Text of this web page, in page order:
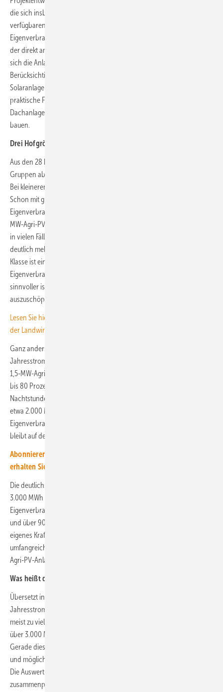
die sich insbesondere in ihrem Jahresstromverbrauch und dem
verfügbaren PV-Potenzial unterscheiden. Zentrales Kriterium war die
Eigenverbrauchsquote – also der Anteil des erzeugten Solarstroms,
der direkt am Hof genutzt wird. Je höher diese Quote, desto eher lässt
sich die Anlage allein über eingesparte Stromkosten tragen.
Berücksichtigt wurde dabei zudem, dass viele Höfe bereits über
Solaranlagen auf den Dächern verfügen. Im Kern ging es um die
praktische Frage, wann es Sinn ergibt, zusätzlich zur großen
Dachanlage noch eine privilegierte Agri-PV-Anlage mit Speicher zu
bauen.
Drei Hofgrößen, drei Antworten
Aus den 28 betrachteten Biogashöfen lassen sich drei typische
Gruppen ableiten – sortiert nach ihrem jährlichen Stromverbrauch.
Bei kleineren Betrieben mit weniger als 1.200 MWh im Jahr zeigt sich:
Schon mit gut genutzter Dach-PV erreichen sie
Eigenverbrauchsquoten um die 70 Prozent. Wird dann noch eine 1,5-
MW-Agri-PV-Anlage mit vier MWh Speicher realisiert, fällt diese Quote
in vielen Fällen auf nur noch 20 bis 40 Prozent. Der Hof erzeugt also
deutlich mehr Strom, als er sinnvoll selbst nutzen kann. In dieser
Klasse ist eine zusätzliche große Agri-PV-Anlage im reinen
Eigenverbrauchsmodell meist überdimensioniert – wirtschaftlich
sinnvoller ist es, zunächst das Dachpotenzial vollständig
auszuschöpfen und Freiflächen-PV nur sehr dosiert zu ergänzen.
Lesen Sie hier mehr über die senkrechte Aufständerungen von PV in
der Landwirtschaft.
Ganz anders die mittleren Höfe mit etwa 1.800 bis 3.000 MWh
Jahresstromverbrauch: Hier erreicht die Kombination aus Dach-PV,
1,5-MW-Agri-PV und Speicher Eigenverbrauchsquoten von rund 60
bis 80 Prozent. Der Speicher verschiebt Mittagsspitzen in Abend- und
Nachtstunden, in denen BHKW, Lüftung oder Kühlung weiterlaufen. Ab
etwa 2.000 MWh Jahreslast wird die Agri-PV-Anlage damit allein aus
Eigenverbrauchssicht interessant – ein Großteil des Solarstroms
bleibt auf dem Hof.
Abonnieren Sie jetzt unseren kostenlosen Newsletter. Dann
erhalten Sie regelmäßig spannende Artikel.
Die deutlichsten Ergebnisse liefern große Biogashöfe mit mehr als
3.000 MWh Stromverbrauch pro Jahr. In dieser Gruppe liegt die
Eigenverbrauchsquote der Gesamtanlage meist zwischen rund 70
und über 90 Prozent. Die Agri-PV-Anlage arbeitet hier faktisch wie ein
eigenes Kraftwerk für den Hof, selbst wenn die Dächer bereits
umfangreich mit PV belegt sind. Für diese Betriebe ist eine 1,5-MW-
Agri-PV-Anlage mit Speicher im Eigenverbrauchsmodell klar attraktiv.
Was heißt das für die Praxis?
Übersetzt in die Sprache des Alltags heißt das: Unter etwa 1.200 MWh
Jahresstromverbrauch ist eine große Agri-PV-Anlage mit Speicher
meist zu viel des Guten. Ab rund 2.000 MWh wird es spannend, ab
über 3.000 MWh spricht vieles für einen belastbaren Business-Case.
Gerade diese Betriebe sollten ihre Lastprofile, vorhandene Dach-PV
und mögliche Agri-PV-Flächen einmal sauber durchrechnen lassen.
Die Auswertung der 28 Höfe legt nahe: Wo Fläche und Strombedarf
zusammenpassen, kann Agri-PV mit Speicher nicht nur das Klima